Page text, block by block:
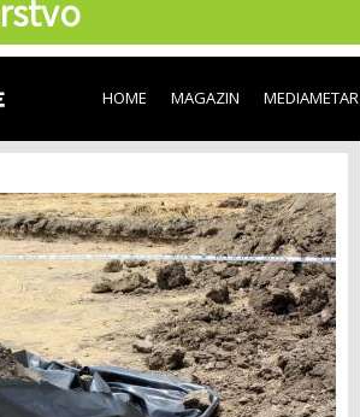
content
HOME MAGAZIN MEDIAMETAR